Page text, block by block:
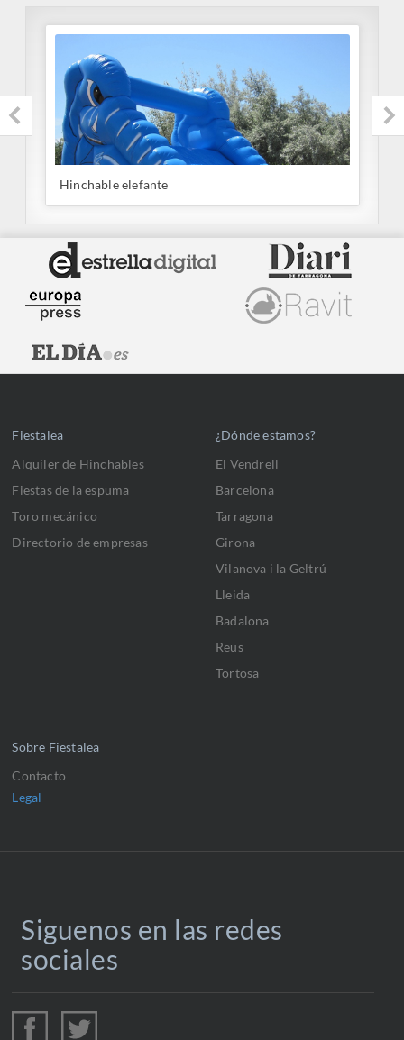
Hinchable elefante
Fiestalea
Alquiler de Hinchables
Fiestas de la espuma
Toro mecánico
Directorio de empresas
¿Dónde estamos?
El Vendrell
Barcelona
Tarragona
Girona
Vilanova i la Geltrú
Lleida
Badalona
Reus
Tortosa
Sobre Fiestalea
Contacto
Legal
Siguenos en las redes
sociales